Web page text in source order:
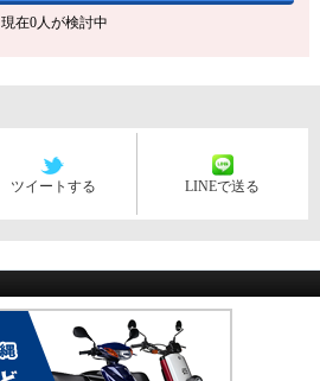
現在0人が検討中
ツイートする LINEで送る